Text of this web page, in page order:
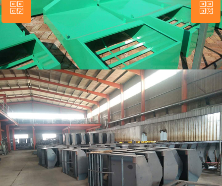
QQ客服
ꀥ
微信二维码
QQ客服
ꀥ